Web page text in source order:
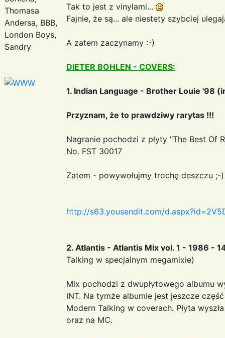
Thomasa
Andersa, BBB,
London Boys,
Sandry
Tak to jest z vinylami...
Fajnie, że są... ale niestety szybciej
A zatem zaczynamy :-)
DIETER BOHLEN - COVERS:
1. Indian Language - Brother Louie '98
Przyznam, że to prawdziwy rarytas !!!
Nagranie pochodzi z płyty "The Best Of
No. FST 30017
Zatem - powywołujmy trochę deszczu ;-)
http://s63.yousendit.com/
2. Atlantis - Atlantis Mix vol. 1 - 1986 -
Talking w specjalnym megamixie)
Mix pochodzi z dwupłytowego albumu
INT. Na tymże albumie jest jeszcze
Modern Talking w coverach. Płyta
oraz na MC.